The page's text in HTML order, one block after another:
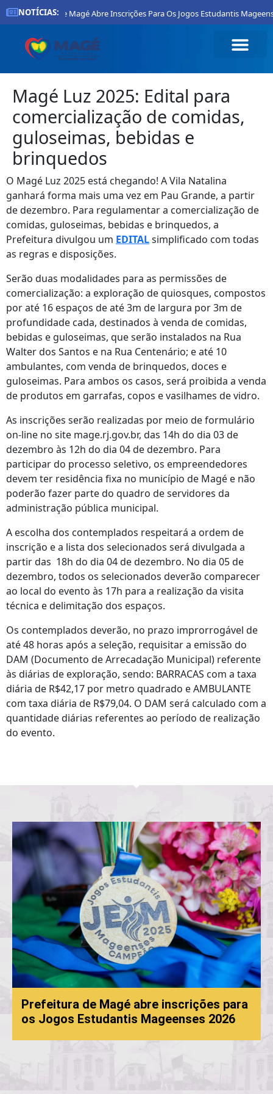
NOTÍCIAS:
Prefeitura De Magé Abre Inscrições Para Os Jogos Estudantis
Magé Luz 2025: Edital para
comercialização de comidas,
guloseimas, bebidas e
brinquedos
O Magé Luz 2025 está chegando! A Vila Natalina
ganhará forma mais uma vez em Pau Grande, a partir
de dezembro. Para regulamentar a comercialização de
comidas, guloseimas, bebidas e brinquedos, a
Prefeitura divulgou um EDITALsimplificado com todas
as regras e disposições.
Serão duas modalidades para as permissões de
comercialização: a exploração de quiosques, compostos
por até 16 espaços de até 3m de largura por 3m de
profundidade cada, destinados à venda de comidas,
bebidas e guloseimas, que serão instalados na Rua
Walter dos Santos e na Rua Centenário; e até 10
ambulantes, com venda de brinquedos, doces e
guloseimas. Para ambos os casos, será proibida a venda
de produtos em garrafas, copos e vasilhames de vidro.
As inscrições serão realizadas por meio de formulário
on-line no site mage.rj.gov.br, das 14h do dia 03 de
dezembro às 12h do dia 04 de dezembro. Para
participar do processo seletivo, os empreendedores
devem ter residência fixa no município de Magé e não
poderão fazer parte do quadro de servidores da
administração pública municipal.
A escolha dos contemplados respeitará a ordem de
inscrição e a lista dos selecionados será divulgada a
partir das 18h do dia 04 de dezembro. No dia 05 de
dezembro, todos os selecionados deverão comparecer
ao local do evento às 17h para a realização da visita
técnica e delimitação dos espaços.
Os contemplados deverão, no prazo improrrogável de
até 48 horas após a seleção, requisitar a emissão do
DAM (Documento de Arrecadação Municipal) referente
às diárias de exploração, sendo: BARRACAS com a taxa
diária de R$42,17 por metro quadrado e AMBULANTE
com taxa diária de R$79,04. O DAM será calculado com a
quantidade diárias referentes ao período de realização
do evento.
Prefeitura de Magé abre inscrições para
os Jogos Estudantis Mageenses 2026